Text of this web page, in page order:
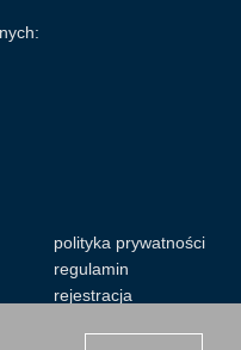
polityka prywatności
regulamin
rejestracja